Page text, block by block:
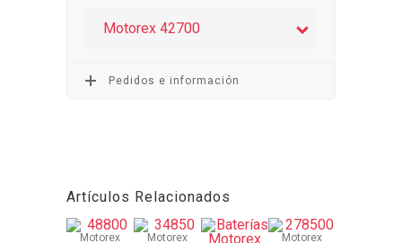
Motorex 42700
Pedidos e información
Artículos Relacionados
Motorex
Motorex
Motorex